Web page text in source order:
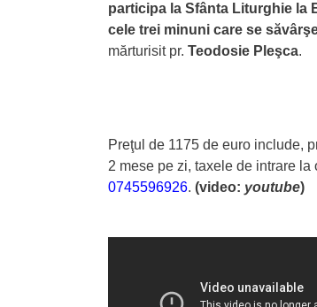
participa la Sfânta Liturghie la
cele trei minuni care se
mărturisit pr. Teodosie Pleşca.
Preţul de 1175 de euro include,
2 mese pe zi, taxele de intrare
0745596926. (video: youtube)